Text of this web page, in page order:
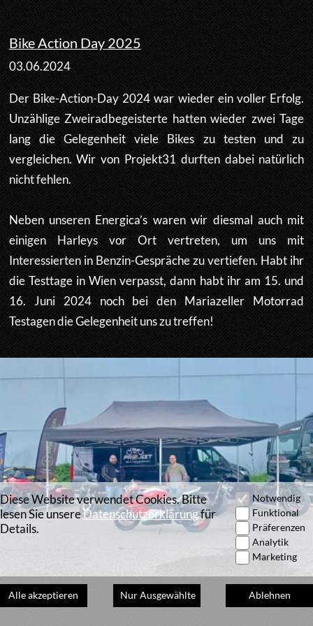
Bike Action Day 2025
03.06.2024
Der Bike-Action-Day 2024 war wieder ein voller Erfolg.
Unzählige Zweiradbegeisterte hatten wieder zwei Tage
lang die Gelegenheit viele Bikes zu testen und zu
vergleichen. Wir von Projekt31 durften dabei natürlich
nicht fehlen.
Neben unseren Energica’s waren wir diesmal auch mit
Interessierten in Benzin-Gespräche zu vertiefen. Habt ihr
die Testtage in Wien verpasst, dann habt ihr am 15. und
16. Juni 2024 noch bei den Mariazeller Motorrad
Testagen die Gelegenheit uns zu treffen!
Diese Website verwendet Cookies. Bitte
Details.
Präferenzen
Marketing
Alle akzeptieren Nur Ausgewählte Ablehnen